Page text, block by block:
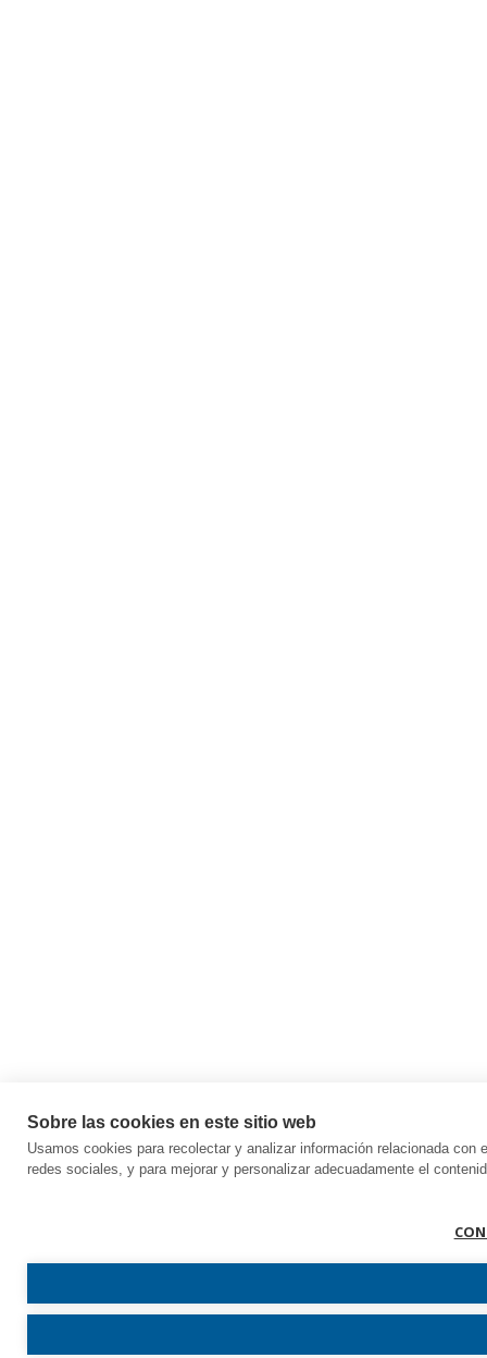
Sobre las cookies en este sitio web
Usamos cookies para recolectar y analizar información relacionada
redes sociales, y para mejorar y personalizar adecuadamente el